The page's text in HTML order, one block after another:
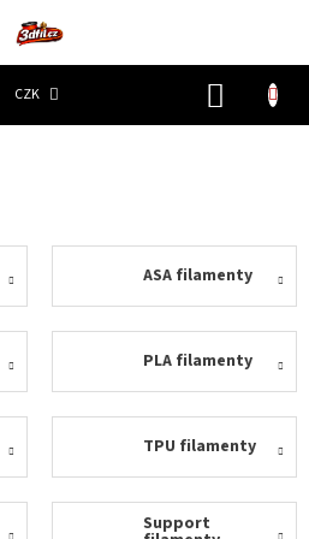
CZK
ASA filamenty
PLA filamenty
TPU filamenty
Support